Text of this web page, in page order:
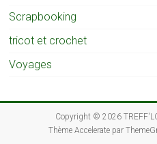
Scrapbooking
tricot et crochet
Voyages
Copyright © 2026
Thème Acceleratepar